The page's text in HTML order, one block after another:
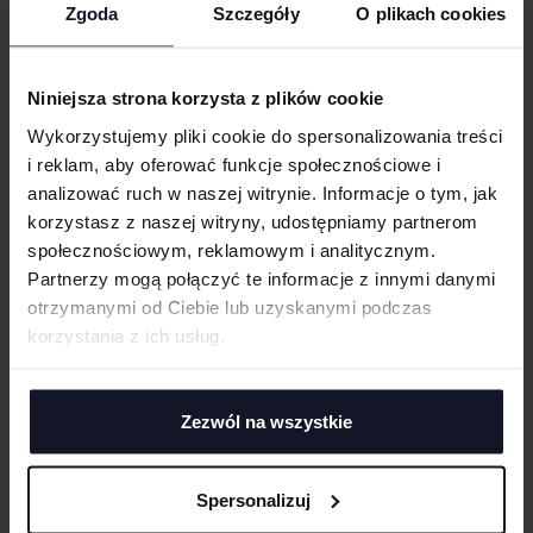
Zgoda Szczegóły O plikach cookies
Niniejsza strona korzysta z plików cookie
Wykorzystujemy pliki cookie do spersonalizowania treści
i reklam, aby oferować funkcje społecznościowe i
analizować ruch w naszej witrynie. Informacje o tym, jak
korzystasz z naszej witryny, udostępniamy partnerom
społecznościowym, reklamowym i analitycznym.
Partnerzy mogą połączyć te informacje z innymi danymi
otrzymanymi od Ciebie lub uzyskanymi podczas
korzystania z ich usług.
Zezwól na wszystkie
Spersonalizuj
Ochrona przed ciepłem i płomieniami
Właściwości elektrostatyczne
Artykuł należy do środków ochrony indywidualnej (ŚOI). Zgodnie z
rozporządzeniem UE 2016/425 w sprawie środków ochrony
indywidualnej deklaracja zgodności UE jest obowiązkowa ze strony
producenta. Informacje udostępniane na życzenie klienta.
GRAMATURA I SKŁAD
CERTYFIKATY
TECHNIKI ZDOBIENIA
poliestrowymi nićmi za pomocą specjalnych maszyn haftujących. W
Sitodruk to technika znakowania, która wygrywa trwałością i ceną przy
DOSTAWA I PŁATNOŚĆ
UWAGI
ANULUJ
DODAJ